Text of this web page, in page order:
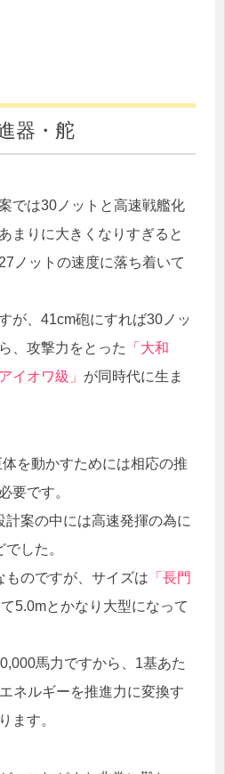
器・舵
では30ノットと高速戦艦化
まりに大きくなりすぎると
ノットの速度に落ち着いて
が、41cm砲にすれば30ノッ
、攻撃力をとった
「大和
アイオワ級」 が同時代に生ま
を動かすためには相応の推
要です。
案の中には高速発揮の為に
した。
ものですが、サイズは 「長門
5.0mとかなり大型になって
馬力ですから、1基あた
ネルギーを推進力に変換す
ます。